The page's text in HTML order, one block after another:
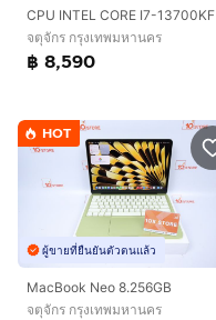
CPU INTEL CORE I7-13700KF
จตุจักร กรุงเทพมหานคร
฿ 8,590
HOT
ผู้ขายที่ยืนยันตัวตนแล้ว
MacBook Neo 8.256GB
จตุจักร กรุงเทพมหานคร